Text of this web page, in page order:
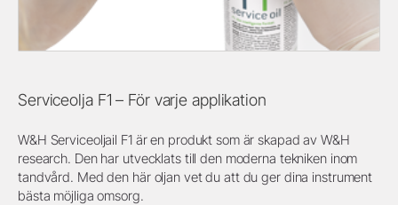
Serviceolja F1 – För varje applikation
W&H Serviceoljail F1 är en produkt som är skapad av W&H
research. Den har utvecklats till den moderna tekniken inom
tandvård. Med den här oljan vet du att du ger dina instrument
bästa möjliga omsorg.